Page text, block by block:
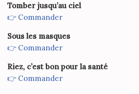
Tomber jusqu’au ciel
👉 Commander
Sous les masques
👉 Commander
Riez, c’est bon pour la santé
👉 Commander